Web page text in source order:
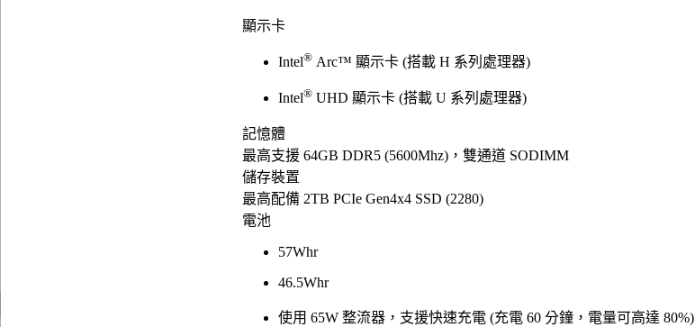
顯示卡
Intel® Arc™ 顯示卡 (搭載 H 系列處理器)
Intel® UHD 顯示卡 (搭載 U 系列處理器)
記憶體
最高支援 64GB DDR5 (5600Mhz)，雙通道 SODIMM
儲存裝置
最高配備 2TB PCIe Gen4x4 SSD (2280)
電池
57Whr
46.5Whr
使用 65W 整流器，支援快速充電 (充電 60 分鐘，電量可高達 80%)